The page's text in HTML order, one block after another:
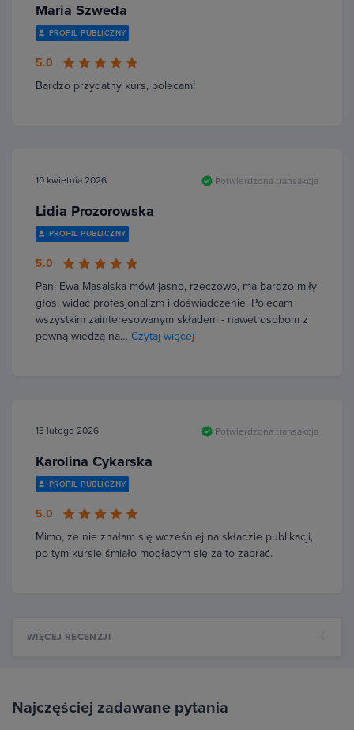
Maria Szweda
PROFIL PUBLICZNY
5.0
Bardzo przydatny kurs, polecam!
10 kwietnia 2026 Potwierdzona transakcja
Lidia Prozorowska
PROFIL PUBLICZNY
5.0
Pani Ewa Masalska mówi jasno, rzeczowo, ma bardzo miły
głos, widać profesjonalizm i doświadczenie. Polecam
wszystkim zainteresowanym składem - nawet osobom z
pewną wiedzą na… Czytaj więcej
13 lutego 2026 Potwierdzona transakcja
Karolina Cykarska
PROFIL PUBLICZNY
5.0
Mimo, że nie znałam się wcześniej na składzie publikacji,
po tym kursie śmiało mogłabym się za to zabrać.
WIĘCEJ RECENZJI
Najczęściej zadawane pytania